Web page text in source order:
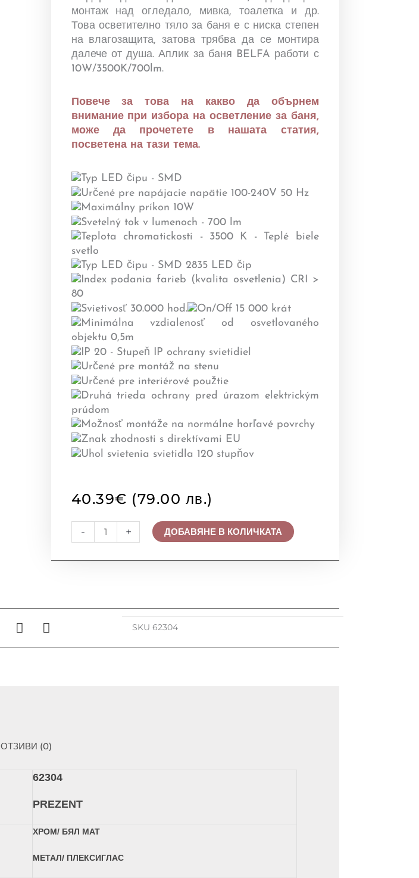
монтаж над огледало, мивка, тоалетка и др.
Това осветително тяло за баня е с ниска степен
на влагозащита, затова трябва да се монтира
далече от душа. Аплик за баня BELFA работи с
10W/3500K/700lm.
Повече за това на какво да обърнем
внимание при избора на осветление за баня,
може да прочетете в нашата статия,
посветена на тази тема.
40.39€ (79.00 лв.)
-
количество
за
+ ДОБАВЯНЕ В КОЛИЧКАТА
SKU62304
ОТЗИВИ (0)
62304
PREZENT
ХРОМ/ БЯЛ МАТ
МЕТАЛ/ ПЛЕКСИГЛАС